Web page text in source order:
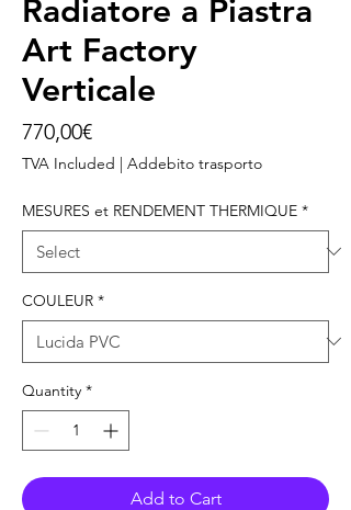
Radiatore a Piastra
Art Factory
Verticale
770,00€Price
TVA Included | Addebito trasporto
MESURES et RENDEMENT THERMIQUE *
COULEUR *
Quantity *
Add to Cart